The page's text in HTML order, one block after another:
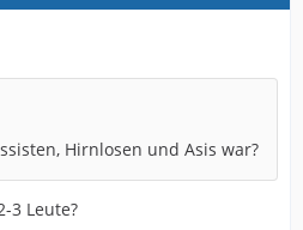
Hirnlosen und Asis war?
3 Leute?